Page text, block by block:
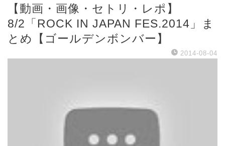
【動画・画像・セトリ・レポ】
8/2「ROCK IN JAPAN FES.2014」ま
とめ【ゴールデンボンバー】
2014-08-04